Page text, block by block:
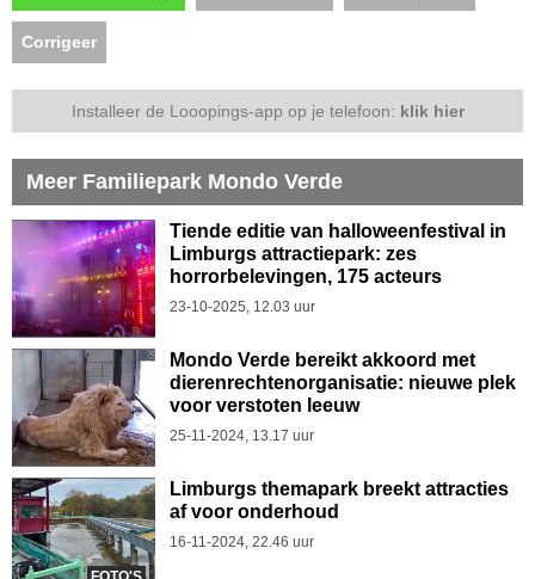
Corrigeer
Installeer de Looopings-app op je telefoon: klik hier
Meer Familiepark Mondo Verde
Tiende editie van halloweenfestival in
Limburgs attractiepark: zes
horrorbelevingen, 175 acteurs
23-10-2025, 12.03 uur
Mondo Verde bereikt akkoord met
dierenrechtenorganisatie: nieuwe plek
voor verstoten leeuw
25-11-2024, 13.17 uur
Limburgs themapark breekt attracties
af voor onderhoud
16-11-2024, 22.46 uur